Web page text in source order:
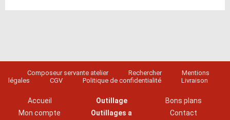
Composeur servante atelier Rechercher
Mentions
légales
CGV Politique de confidentialité Livraison
Accueil
Mon compte
Outillage
Outillages a
Bons plans
Contact